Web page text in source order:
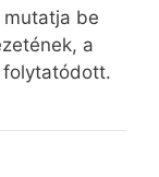
be
a
folytatódott.